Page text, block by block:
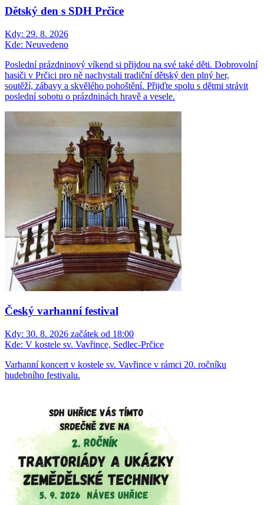
Dětský den s SDH Prčice
Kdy: 29. 8. 2026
Kde: Neuvedeno
Poslední prázdninový víkend si přijdou na své také děti. Dobrovolní
hasiči v Prčici pro ně nachystali tradiční dětský den plný her,
soutěží, zábavy a skvělého pohoštění. Přijďte spolu s dětmi strávit
poslední sobotu o prázdninách hravě a vesele.
Český varhanní festival
Kdy: 30. 8. 2026 začátek od 18:00
Kde: V kostele sv. Vavřince, Sedlec-Prčice
Varhanní koncert v kostele sv. Vavřince v rámci 20. ročníku
hudebního festivalu.